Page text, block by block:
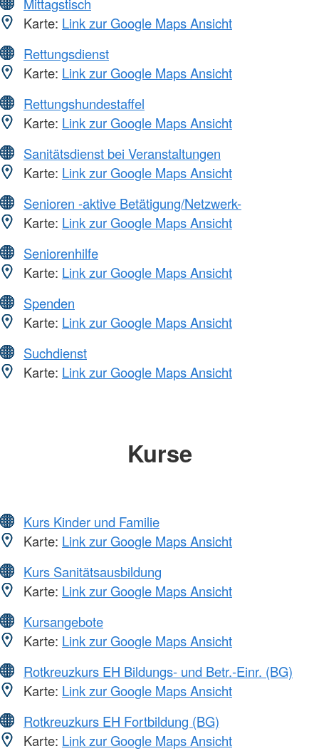
Karte: Link zur Google Maps Ansicht
Rettungsdienst
Karte: Link zur Google Maps Ansicht
Rettungshundestaffel
Karte: Link zur Google Maps Ansicht
Sanitätsdienst bei Veranstaltungen
Karte: Link zur Google Maps Ansicht
Senioren -aktive Betätigung/Netzwerk-
Karte: Link zur Google Maps Ansicht
Seniorenhilfe
Karte: Link zur Google Maps Ansicht
Spenden
Karte: Link zur Google Maps Ansicht
Suchdienst
Karte: Link zur Google Maps Ansicht
Kurse
Kurs Kinder und Familie
Karte: Link zur Google Maps Ansicht
Kurs Sanitätsausbildung
Karte: Link zur Google Maps Ansicht
Kursangebote
Karte: Link zur Google Maps Ansicht
Rotkreuzkurs EH Bildungs- und Betr.-Einr. (BG)
Karte: Link zur Google Maps Ansicht
Rotkreuzkurs EH Fortbildung (BG)
Karte: Link zur Google Maps Ansicht